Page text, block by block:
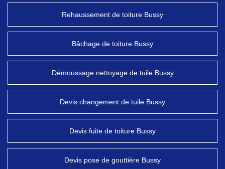
Rehaussement de toiture Bussy
Bâchage de toiture Bussy
Démoussage nettoyage de tuile Bussy
Devis changement de tuile Bussy
Devis fuite de toiture Bussy
Devis pose de gouttière Bussy